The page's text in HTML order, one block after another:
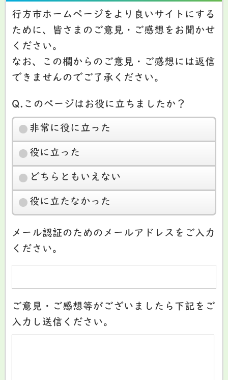
行方市ホームページをより良いサイトにする
ために、皆さまのご意見・ご感想をお聞かせ
ください。
なお、この欄からのご意見・ご感想には返信
できませんのでご了承ください。
Q.このページはお役に立ちましたか？
非常に役に立った
役に立った
どちらともいえない
役に立たなかった
メール認証のためのメールアドレスをご入力
ください。
ご意見・ご感想等がございましたら下記をご
入力し送信ください。